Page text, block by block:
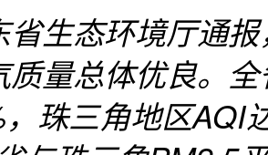
省生态环境厅通
质量总体优良。
珠三角地区AQI